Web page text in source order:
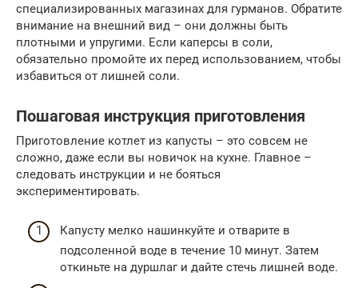
специализированных магазинах для гурманов. Обратите
внимание на внешний вид – они должны быть
плотными и упругими. Если каперсы в соли,
обязательно промойте их перед использованием, чтобы
избавиться от лишней соли.
Пошаговая инструкция приготовления
Приготовление котлет из капусты – это совсем не
сложно, даже если вы новичок на кухне. Главное –
следовать инструкции и не бояться
экспериментировать.
Капусту мелко нашинкуйте и отварите в
подсоленной воде в течение 10 минут. Затем
откиньте на дуршлаг и дайте стечь лишней воде.